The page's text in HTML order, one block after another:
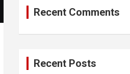
Recent Comments
Recent Posts